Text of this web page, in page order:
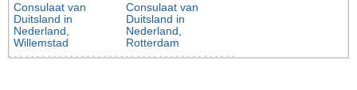
Consulaat van
Duitsland in
Nederland,
Willemstad
Consulaat van
Duitsland in
Nederland,
Rotterdam